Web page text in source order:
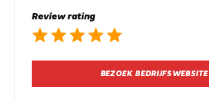
Review rating
BEZOEK BEDRIJFSWEBSITE